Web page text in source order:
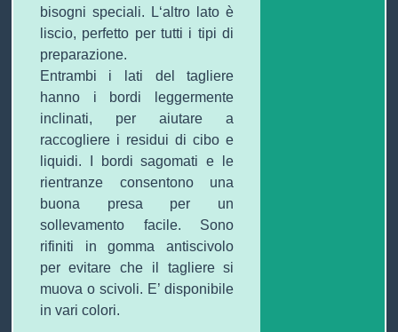
bisogni speciali. L‘altro lato è
liscio, perfetto per tutti i tipi di
preparazione.
Entrambi i lati del tagliere
hanno i bordi leggermente
inclinati, per aiutare a
raccogliere i residui di cibo e
liquidi.
I bordi sagomati e le
rientranze consentono una
buona presa per un
sollevamento facile. Sono
rifiniti in gomma antiscivolo
per evitare che il tagliere si
muova o scivoli. E’ disponibile
in vari colori.